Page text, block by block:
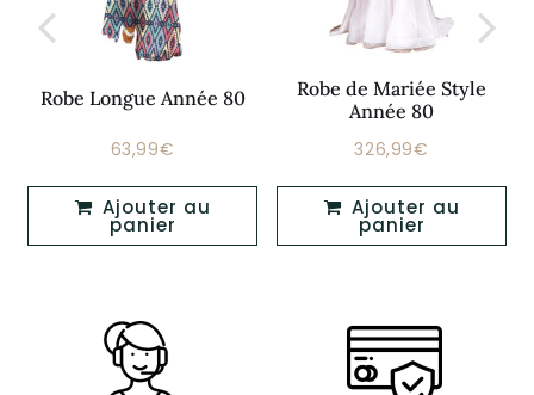
Robe Longue Année 80
Prix
63,99€
panier
Robe de Mariée Style
Année 80
Prix
326,99€
panier